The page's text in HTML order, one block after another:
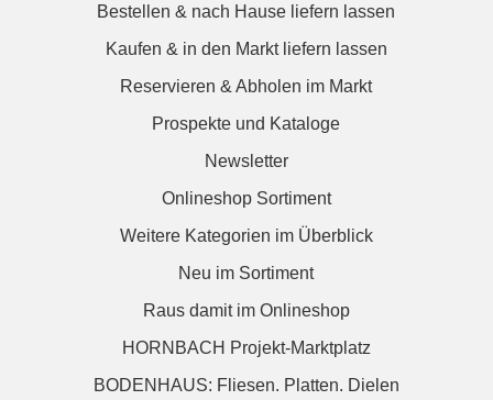
Bestellen & nach Hause liefern lassen
Kaufen & in den Markt liefern lassen
Reservieren & Abholen im Markt
Prospekte und Kataloge
Newsletter
Onlineshop Sortiment
Weitere Kategorien im Überblick
Neu im Sortiment
Raus damit im Onlineshop
HORNBACH Projekt-Marktplatz
BODENHAUS: Fliesen. Platten. Dielen